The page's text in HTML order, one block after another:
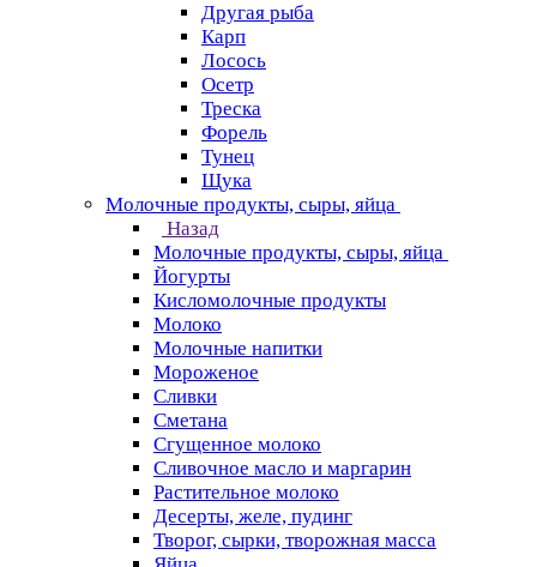
Другая рыба
Карп
Лосось
Осетр
Треска
Форель
Тунец
Щука
Молочные продукты, сыры, яйца
Назад
Молочные продукты, сыры, яйца
Йогурты
Кисломолочные продукты
Молоко
Молочные напитки
Мороженое
Сливки
Сметана
Сгущенное молоко
Сливочное масло и маргарин
Растительное молоко
Десерты, желе, пудинг
Творог, сырки, творожная масса